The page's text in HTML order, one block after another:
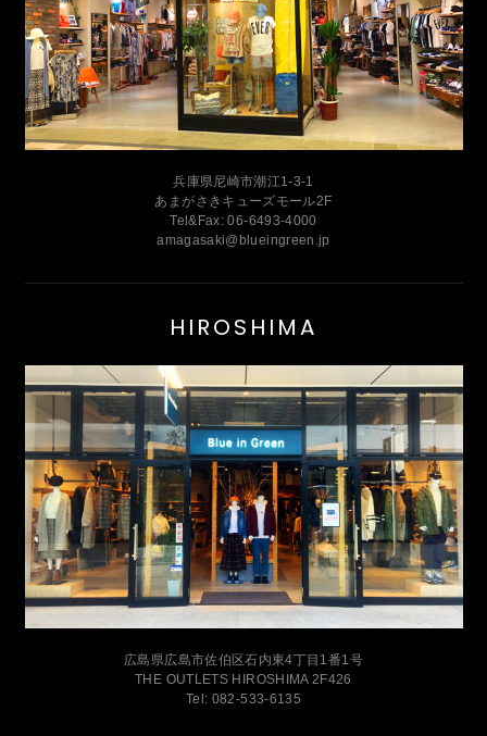
兵庫県尼崎市潮江1-3-1
あまがさきキューズモール2F
Tel&Fax: 06-6493-4000
amagasaki@blueingreen.jp
HIROSHIMA
広島県広島市佐伯区石内東4丁目1番1号
THE OUTLETS HIROSHIMA 2F426
Tel: 082-533-6135